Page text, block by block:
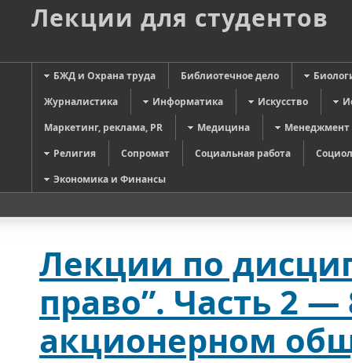
Лекции для студентов
БЖД и Охрана труда Библиотечное дело
Журналистика
Информатика Искусство
Маркетинг, реклама, PR
Медицина
Менеджмент
Религия
Сопромат Социальная работа
Экономика и Финансы
Лекции по
право”. Часть 2
акционерном